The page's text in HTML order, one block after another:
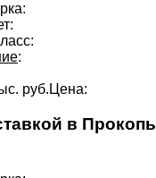
:
руб. Цена:
в